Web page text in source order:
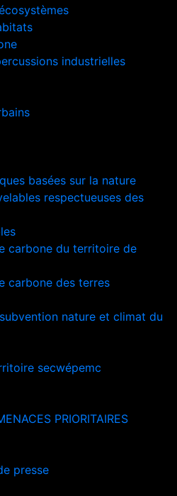
industrielles
basées sur la nature
respectueuses des
carbone du territoire de
carbone des terres
nature et climat du
secwépemc
PRIORITAIRES
presse